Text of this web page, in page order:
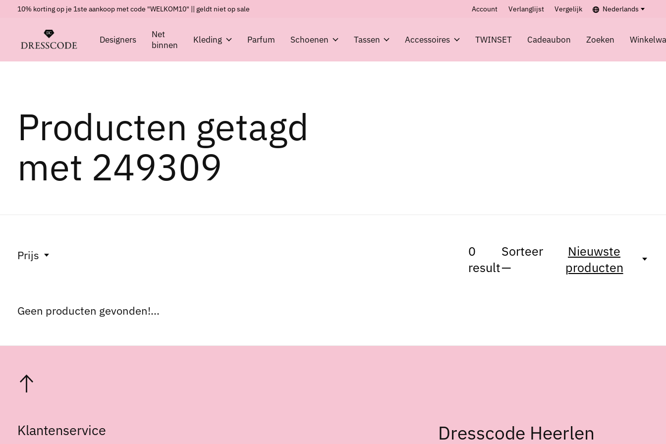
10% korting op je 1ste aankoop met code "WELKOM10" || geldt niet op sale Account Verlanglijst Vergelijk Nederlands
Designers
Net
binnen
Kleding Parfum Schoenen Tassen Accessoires TWINSET Cadeaubon Zoeken
Producten getagd
met 249309
Prijs
0
result
Sorteer
—
Nieuwste
producten
Geen producten gevonden!...
Klantenservice Dresscode Heerlen